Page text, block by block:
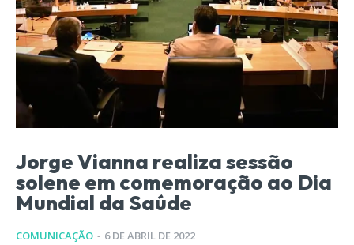
Jorge Vianna realiza sessão
solene em comemoração ao Dia
Mundial da Saúde
COMUNICAÇÃO - 6 DE ABRIL DE 2022